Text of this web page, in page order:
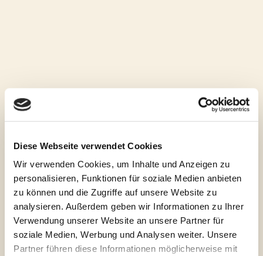
Diese Webseite verwendet Cookies
Wir verwenden Cookies, um Inhalte und Anzeigen zu
personalisieren, Funktionen für soziale Medien anbieten
zu können und die Zugriffe auf unsere Website zu
analysieren. Außerdem geben wir Informationen zu Ihrer
Verwendung unserer Website an unsere Partner für
soziale Medien, Werbung und Analysen weiter. Unsere
Partner führen diese Informationen möglicherweise mit